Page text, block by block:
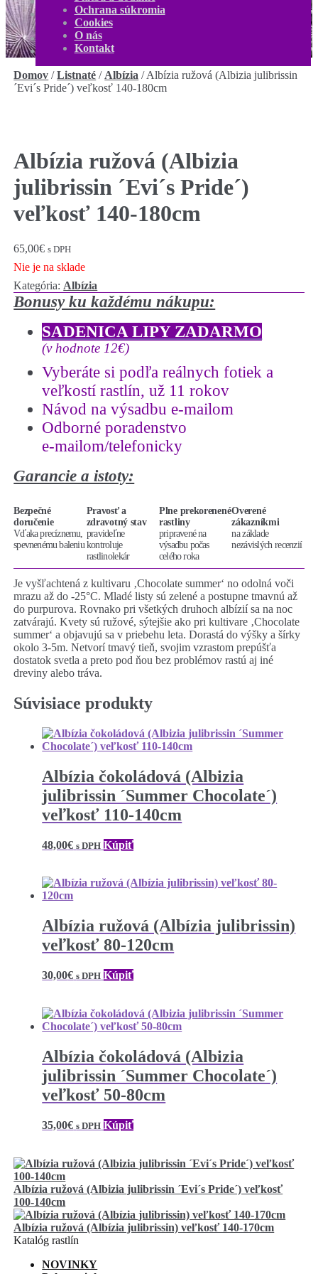
KontaktOchrana súkromia
Cookies
O nás
Kontakt
€ 0 produktov
Domov /Listnaté / Albízia /Albízia ružová (Albizia julibrissin
´Evi´s Pride´) veľkosť 140-180cm
Albízia ružová (Albizia
julibrissin ´Evi´s Pride´)
veľkosť 140-180cm
65,00€ s DPH
Nie je na sklade
Kategória: Albízia
Bonusy ku každému nákupu:
SADENICA LIPY ZADARMO
(v hodnote 12€)
Vyberáte si podľa reálnych fotiek a
veľkostí rastlín, už 11 rokov
Návod na výsadbu e-mailom
Odborné poradenstvo
e-mailom/telefonicky
Garancie a istoty:
Bezpečné
doručenie
Vďaka precíznemu,
spevnenému baleniu
Pravosť a
zdravotný stav
pravideľne
kontroluje
rastlinolekár
Plne prekorenené
rastliny
pripravené na
výsadbu počas
celého roka
Overené
zákazníkmi
na základe
nezávislých recenzií
Je vyšľachtená z kultivaru ‚Chocolate summer‘ no odolná voči
mrazu až do -25°C. Mladé listy sú zelené a postupne tmavnú až
do purpurova. Rovnako pri všetkých druhoch albízií sa na noc
zatvárajú. Kvety sú ružové, sýtejšie ako pri kultivare ‚Chocolate
summer‘ a objavujú sa v priebehu leta. Dorastá do výšky a šírky
okolo 3-5m. Netvorí tmavý tieň, svojim vzrastom prepúšťa
dostatok svetla a preto pod ňou bez problémov rastú aj iné
dreviny alebo tráva.
Súvisiace produkty
Albízia čokoládová (Albizia
julibrissin ´Summer Chocolate´)
veľkosť 110-140cm
48,00€ s DPH Kúpiť
Albízia ružová (Albízia julibrissin)
veľkosť 80-120cm
30,00€ s DPH Kúpiť
Albízia čokoládová (Albizia
julibrissin ´Summer Chocolate´)
veľkosť 50-80cm
35,00€ s DPH Kúpiť
Albízia ružová (Albizia julibrissin ´Evi´s Pride´) veľkosť
100-140cm
Albízia ružová (Albízia julibrissin) veľkosť 140-170cm
Katalóg rastlín
NOVINKY